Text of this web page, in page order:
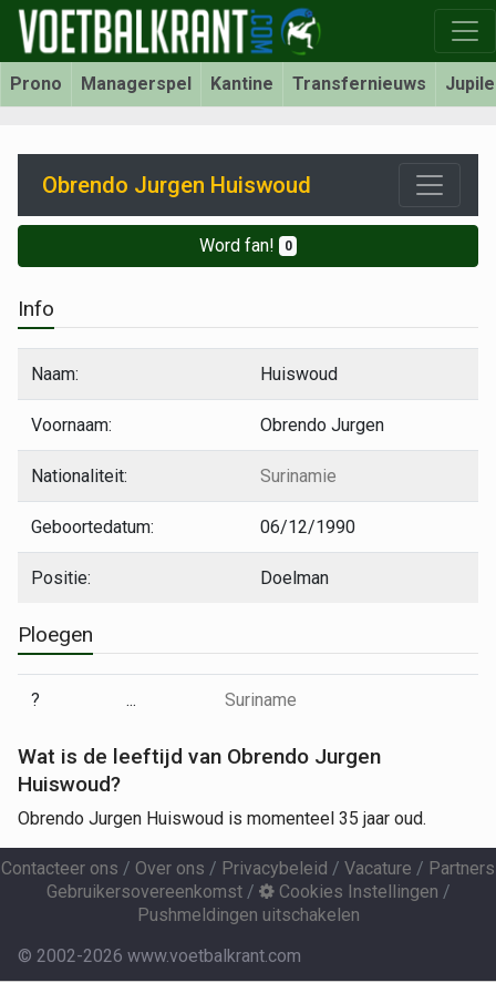
Prono Managerspel Kantine Transfernieuws
Obrendo Jurgen Huiswoud
Word fan! 0
Info
Naam: Huiswoud
Voornaam: Obrendo Jurgen
Nationaliteit: Surinamie
Geboortedatum: 06/12/1990
Positie: Doelman
Ploegen
? ... Suriname
Wat is de leeftijd van Obrendo Jurgen
Huiswoud?
Obrendo Jurgen Huiswoud is momenteel 35 jaar oud.
Contacteer ons / Over ons / Privacybeleid / Vacature / Partners
Gebruikersovereenkomst/ Cookies Instellingen /
Pushmeldingen uitschakelen
© 2002-2026 www.voetbalkrant.com